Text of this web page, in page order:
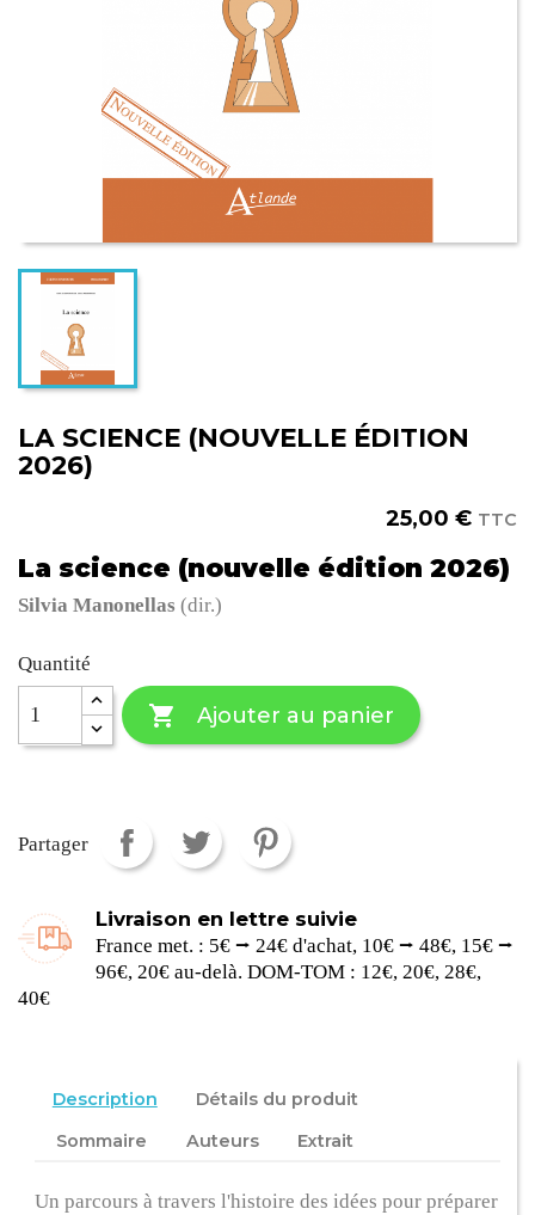
LA SCIENCE (NOUVELLE ÉDITION
2026)
25,00 € TTC
La science (nouvelle édition 2026)
Silvia Manonellas (dir.)
Quantité
 Ajouter au panier
Partager
Livraison en lettre suivie
France met. : 5€ ⭢ 24€ d'achat, 10€ ⭢ 48€, 15€ ⭢
96€, 20€ au-delà. DOM-TOM : 12€, 20€, 28€,
40€
Description
Détails du produit
Sommaire
Auteurs Extrait
Un parcours à travers l'histoire des idées pour préparer